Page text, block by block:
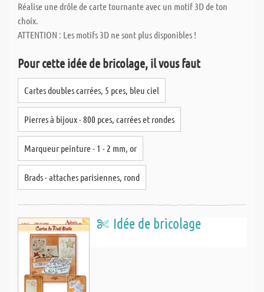
Réalise une drôle de carte tournante avec un motif 3D de ton
choix.
ATTENTION : Les motifs 3D ne sont plus disponibles !
Pour cette idée de bricolage, il vous faut
Cartes doubles carrées, 5 pces, bleu ciel
Pierres à bijoux - 800 pces, carrées et rondes
Marqueur peinture - 1 - 2 mm, or
Brads - attaches parisiennes, rond
Idée de bricolage